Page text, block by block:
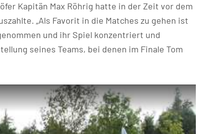
Kapitän Max Röhrig hatte in der Zeit vor dem
„Als Favorit in die Matches zu gehen ist
und ihr Spiel konzentriert und
seines Teams, bei denen im Finale Tom